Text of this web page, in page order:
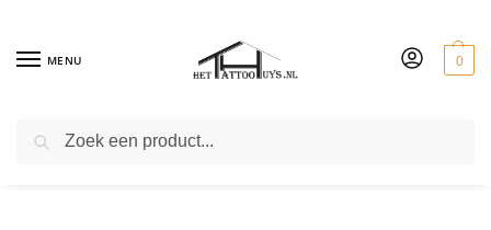
MENU 0